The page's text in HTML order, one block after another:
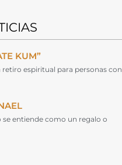
KUM”
retiro espiritual para personas con
se entiende como un regalo o